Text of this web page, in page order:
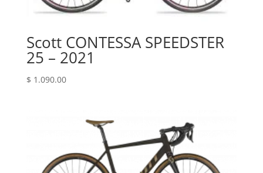
Scott CONTESSA SPEEDSTER
25 – 2021
$ 1.090.00